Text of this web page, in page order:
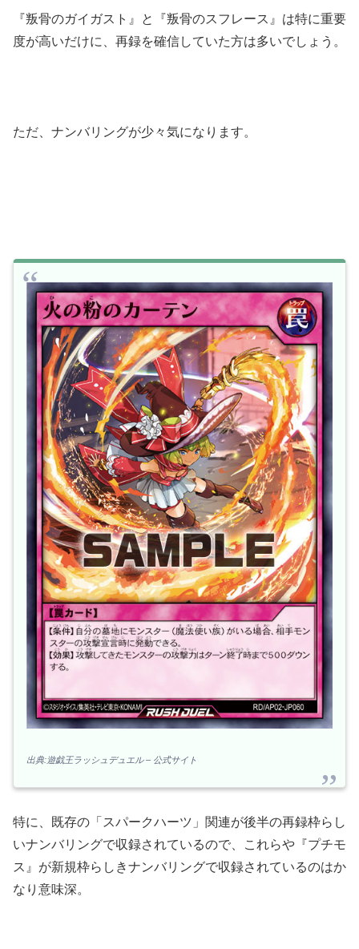
『叛骨のガイガスト』と『叛骨のスフレース』は特に重要
度が高いだけに、再録を確信していた方は多いでしょう。
ただ、ナンバリングが少々気になります。
出典:遊戯王ラッシュデュエル – 公式サイト
特に、既存の「スパークハーツ」関連が後半の再録枠らし
いナンバリングで収録されているので、これらや『プチモ
ス』が新規枠らしきナンバリングで収録されているのはか
なり意味深。